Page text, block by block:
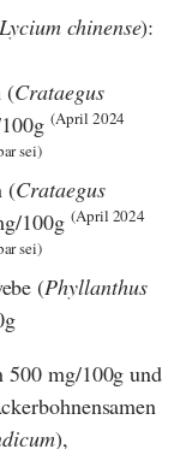
Lycium chinense):
(Crataegus
(April 2024
sei)
(Crataegus
100g (April 2024
sei)
(Phyllanthus
500 mg/100g und
),